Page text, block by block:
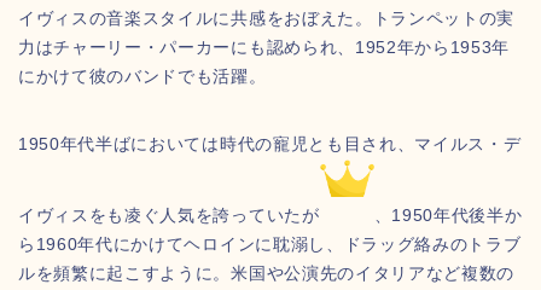
イヴィスの音楽スタイルに共感をおぼえた。トランペットの実
力はチャーリー・パーカーにも認められ、1952年から1953年
にかけて彼のバンドでも活躍。
1950年代半ばにおいては時代の寵児とも目され、マイルス・デ
イヴィスをも凌ぐ人気を誇っていたが
、1950年代後半か
ら1960年代にかけてヘロインに耽溺し、ドラッグ絡みのトラブ
ルを頻繁に起こすように。米国や公演先のイタリアなど複数の